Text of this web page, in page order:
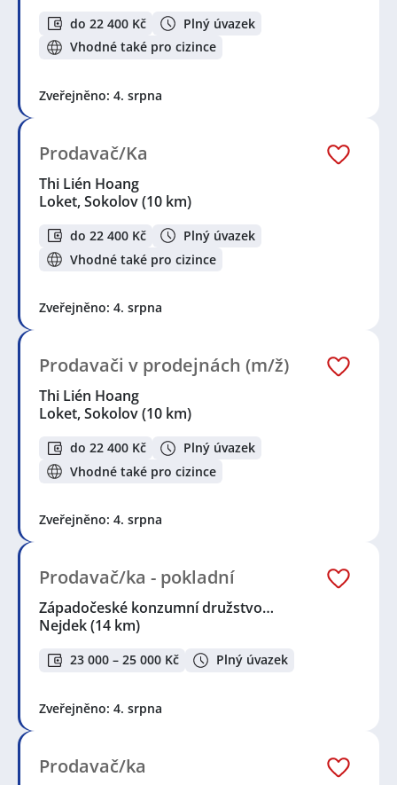
do 22 400 Kč
Plný úvazek
Vhodné také pro cizince
Zveřejněno: 4. srpna
Prodavač/Ka
Thi Lién Hoang
Loket, Sokolov(10 km)
do 22 400 Kč
Plný úvazek
Vhodné také pro cizince
Zveřejněno: 4. srpna
Prodavači v prodejnách (m/ž)
Thi Lién Hoang
Loket, Sokolov(10 km)
do 22 400 Kč
Plný úvazek
Vhodné také pro cizince
Zveřejněno: 4. srpna
Prodavač/ka - pokladní
Západočeské konzumní družstvo…
Nejdek(14 km)
23 000 – 25 000 Kč Plný úvazek
Zveřejněno: 4. srpna
Prodavač/ka